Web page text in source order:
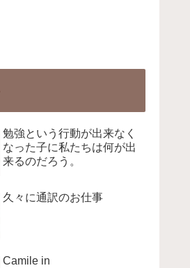
勉強という行動が出来なく
なった子に私たちは何が出
来るのだろう。
久々に通訳のお仕事
Camile in